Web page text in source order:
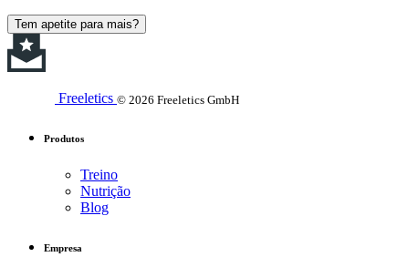
Tem apetite para mais?
Freeletics © 2026 Freeletics GmbH
Produtos
Treino
Nutrição
Blog
Empresa